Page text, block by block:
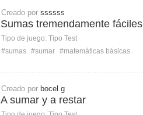
Creado por ssssss
Sumas tremendamente fáciles
Tipo de juego: Tipo Test
#sumas #sumar #matemáticas básicas
Creado por bocel g
A sumar y a restar